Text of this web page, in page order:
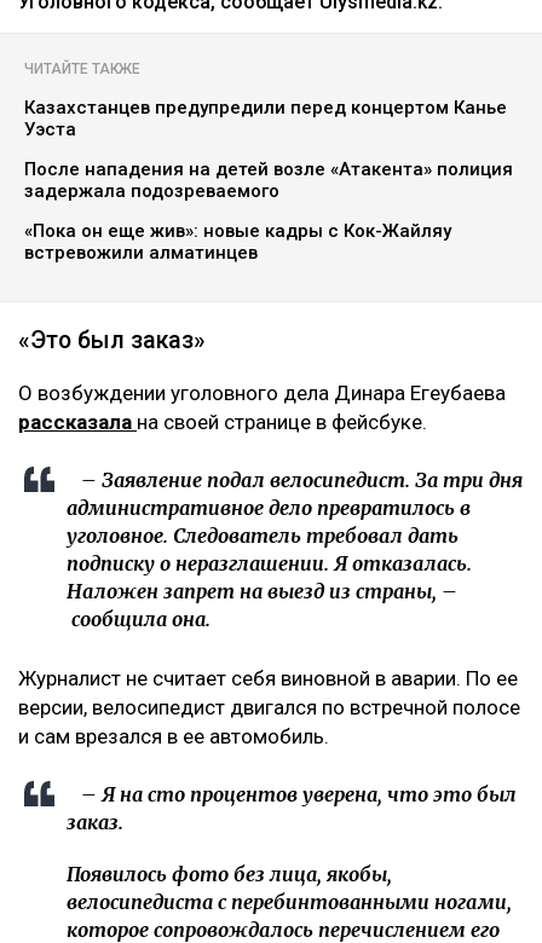
ЧИТАЙТЕ ТАКЖЕ
Казахстанцев предупредили перед концертом Канье
Уэста
После нападения на детей возле «Атакента» полиция
задержала подозреваемого
«Пока он еще жив»: новые кадры с Кок-Жайляу
встревожили алматинцев
«Это был заказ»
О возбуждении уголовного дела Динара Егеубаева
рассказала на своей странице в фейсбуке.
– Заявление подал велосипедист. За три дня
административное дело превратилось в
уголовное. Следователь требовал дать
подписку о неразглашении. Я отказалась.
Наложен запрет на выезд из страны, –
сообщила она.
Журналист не считает себя виновной в аварии. По ее
версии, велосипедист двигался по встречной полосе
и сам врезался в ее автомобиль.
– Я на сто процентов уверена, что это был
заказ.
Появилось фото без лица, якобы,
велосипедиста с перебинтованными ногами,
которое сопровождалось перечислением его